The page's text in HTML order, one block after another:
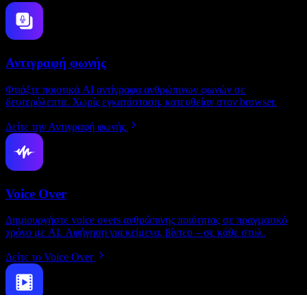
Αντιγραφή φωνής
Φτιάξτε ποιοτικά AI αντίγραφα ανθρώπινων φωνών σε
δευτερόλεπτα. Χωρίς εγκατάσταση, κατευθείαν στον browser.
Δείτε την Αντιγραφή φωνής
Voice Over
Δημιουργήστε voice overs ανθρώπινης ποιότητας σε πραγματικό
χρόνο με AI. Αφήγηση για κείμενα, βίντεο – σε κάθε στυλ.
Δείτε το Voice Over